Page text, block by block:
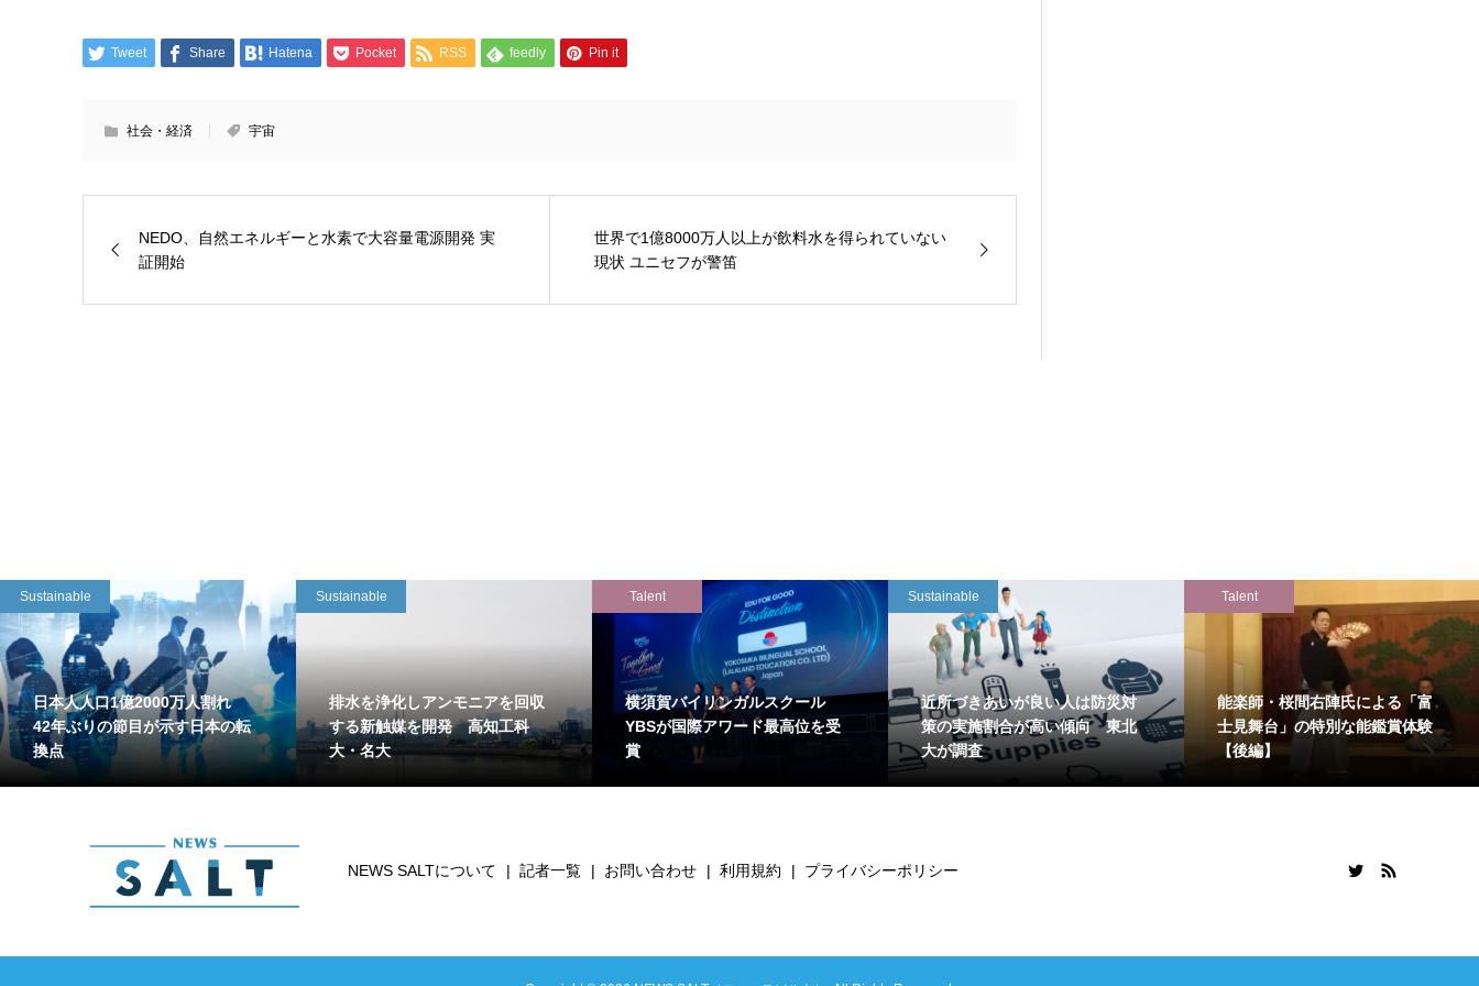
Tweet Share Hatena Pocket RSS feedly Pin it
社会・経済 宇宙
NEDO、自然エネルギーと水素で大容量電源開発 実
証開始
世界で1億8000万人以上が飲料水を得られていない
現状 ユニセフが警笛
Sustainable
日本人人口1億2000万人割れ
42年ぶりの節目が示す日本の転
換点
Sustainable
排水を浄化しアンモニアを回収
する新触媒を開発 高知工科
大・名大
Talent
横須賀バイリンガルスクール
YBSが国際アワード最高位を受
賞
Sustainable
近所づきあいが良い人は防災対
策の実施割合が高い傾向 東北
大が調査
Talent
能楽師・桜間右陣氏による「富
士見舞台」の特別な能鑑賞体験
【後編】
NEWS SALTについて 記者一覧 お問い合わせ 利用規約 プライバシーポリシー